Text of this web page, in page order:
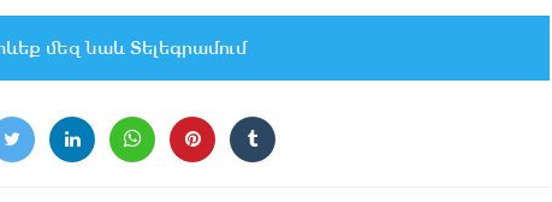
մեզ նաև Տելեգրամում